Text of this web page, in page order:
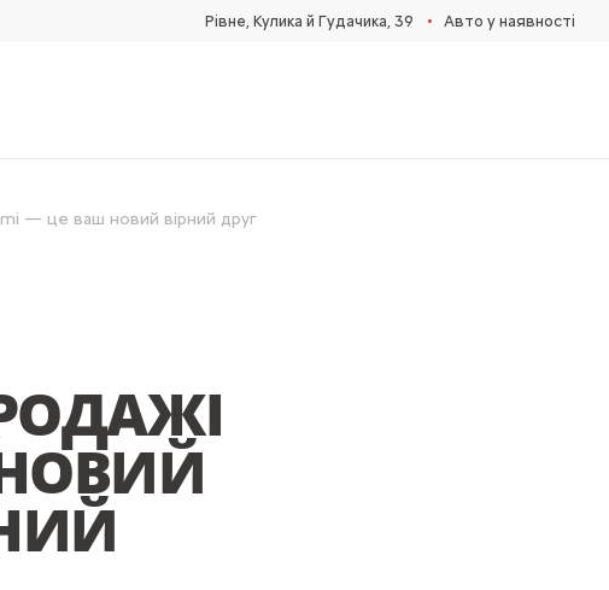
Рівне, Кулика й Гудачика, 39 • Авто у наявності
— це ваш новий вірний друг